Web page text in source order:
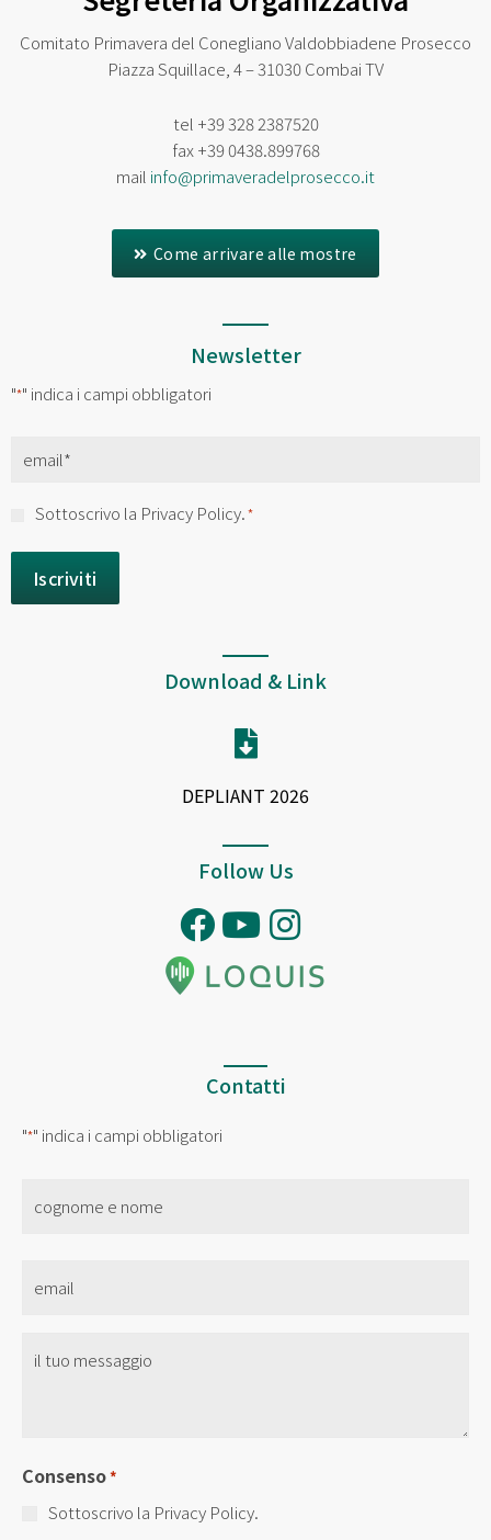
Comitato Primavera del Conegliano Valdobbiadene Prosecco
Piazza Squillace, 4 – 31030 Combai TV
tel +39 328 2387520
fax+39 0438.899768
mail info@primaveradelprosecco.it
Come arrivare alle mostre
Newsletter
"*" indica i campi obbligatori
Email
Consenso
Sottoscrivo la Privacy Policy.*
Download & Link
DEPLIANT 2026
Follow Us
Contatti
"*" indica i campi obbligatori
Titolo
Consenso*
Sottoscrivo la Privacy Policy.